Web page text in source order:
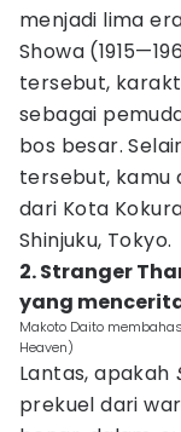
menjadi lima
Showa
tersebut,
sebagai
bos besar.
tersebut, kamu
dari Kota
Shinjuku, Tokyo.
2. Stranger
yang
Makoto Daito
Heaven)
Lantas, apakah
prekuel dari